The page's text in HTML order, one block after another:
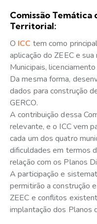
Comissão
Territorial:
O ICC tem como
aplicação do ZEEC e
Municipais,
Da mesma forma,
dados para construção
GERCO.
A contribuição dessa
relevante, e o ICC vem
cada um dos quatro
dificuldades em termos
relação com os Planos
A participação e
permitirão a construção
ZEEC e conflitos
implantação dos Planos